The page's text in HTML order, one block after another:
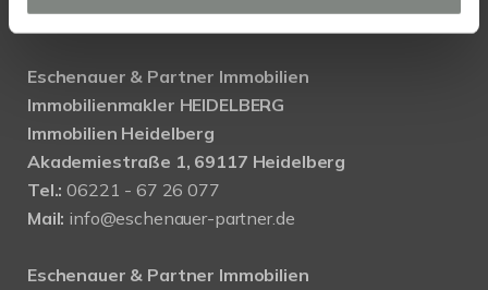
KONTAKT
Eschenauer & Partner Immobilien
Immobilienmakler HEIDELBERG
Immobilien Heidelberg
Akademiestraße 1, 69117 Heidelberg
Tel.:06221 - 67 26 077
Mail: info@eschenauer-partner.de
Eschenauer & Partner Immobilien